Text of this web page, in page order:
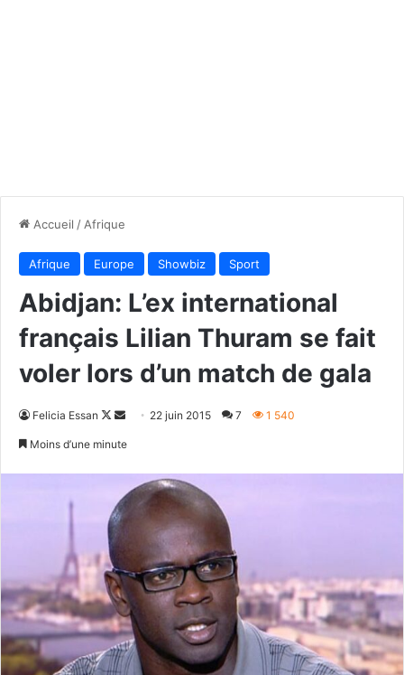
Accueil / Afrique
Afrique Europe Showbiz Sport
Abidjan: L’ex international
français Lilian Thuram se fait
voler lors d’un match de gala
Felicia Essan
Follow
Envoyer22 juin 2015 7 1 540
Moins d’une minute